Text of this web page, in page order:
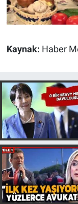
Kaynak: Haber
Programlar
Teknoloji
Türkiye'nin
Türkiye'nin
Yerel
Yerel Yaşam